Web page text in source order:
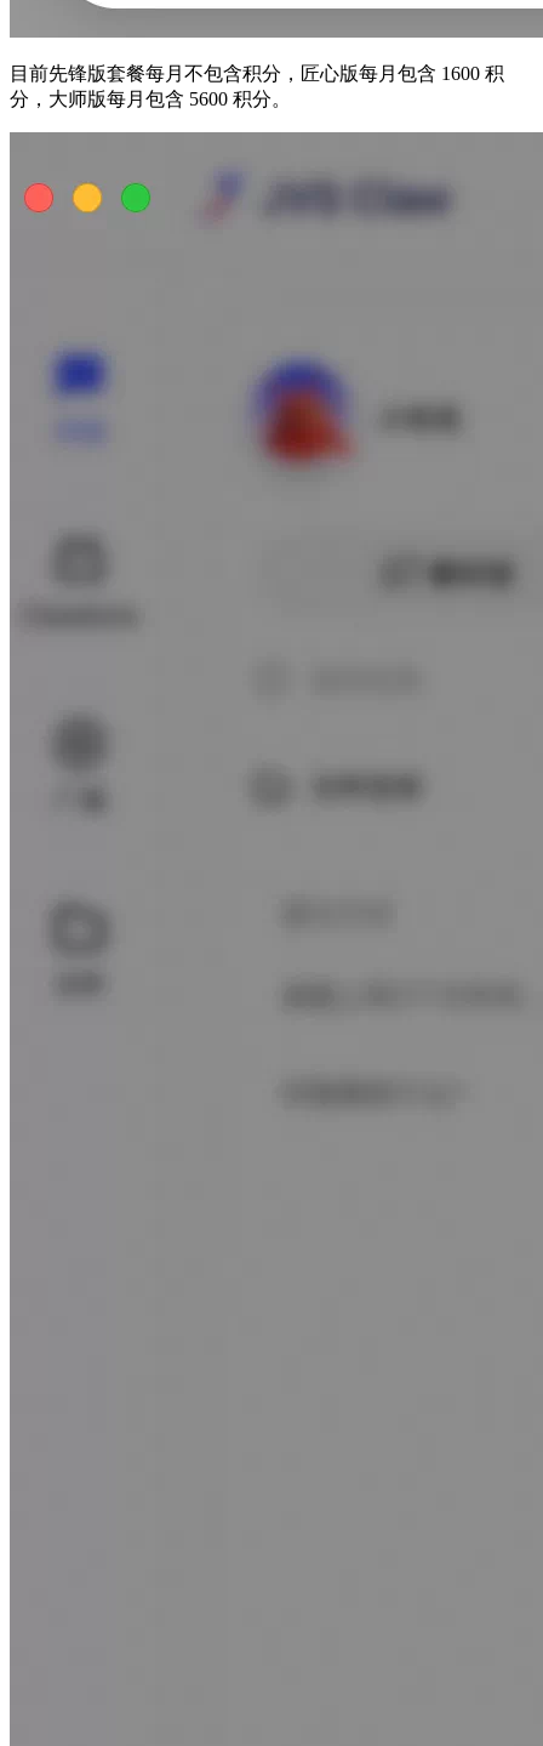
目前先锋版套餐每月不包含积分，匠心版每月包含 1600 积
分，大师版每月包含 5600 积分。